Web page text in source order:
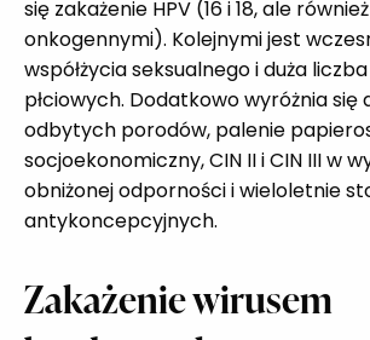
się zakażenie HPV (16 i 18, ale
onkogennymi). Kolejnymi jest
współżycia seksualnego i duża
płciowych. Dodatkowo wyróżnia się
odbytych porodów, palenie
socjoekonomiczny, CIN II i CIN III w
obniżonej odporności i wieloletnie
antykoncepcyjnych.
Zakażenie wirusem